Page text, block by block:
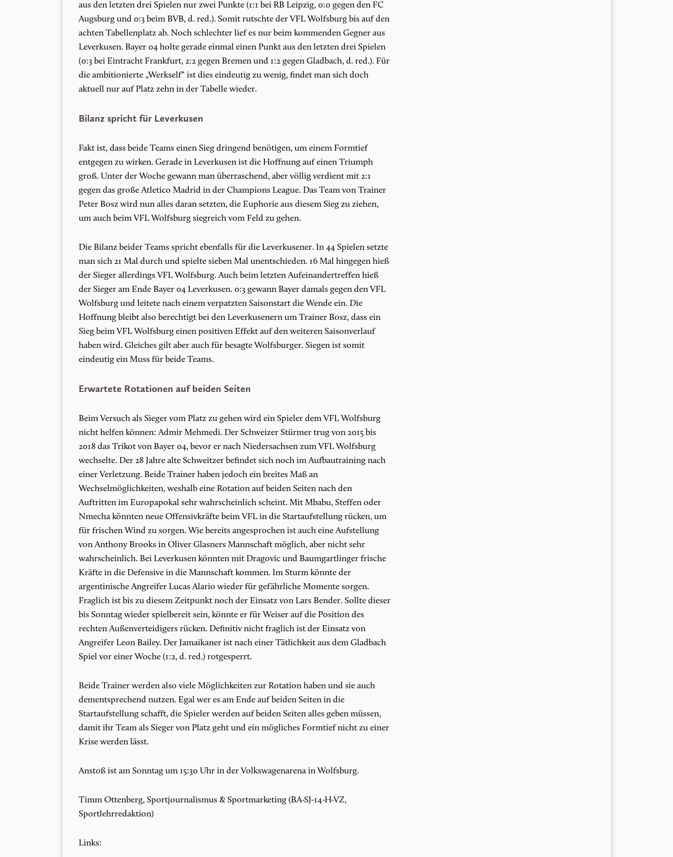
aus den letzten drei Spielen nur zwei Punkte (1:1 bei RB Leipzig, 0:0 gegen den FC
Augsburg und 0:3 beim BVB, d. red.). Somit rutschte der VFL Wolfsburg bis auf den
achten Tabellenplatz ab. Noch schlechter lief es nur beim kommenden Gegner aus
Leverkusen. Bayer 04 holte gerade einmal einen Punkt aus den letzten drei Spielen
(0:3 bei Eintracht Frankfurt, 2:2 gegen Bremen und 1:2 gegen Gladbach, d. red.). Für
die ambitionierte „Werkself“ ist dies eindeutig zu wenig, findet man sich doch
aktuell nur auf Platz zehn in der Tabelle wieder.
Bilanz spricht für Leverkusen
Fakt ist, dass beide Teams einen Sieg dringend benötigen, um einem Formtief
entgegen zu wirken. Gerade in Leverkusen ist die Hoffnung auf einen Triumph
groß. Unter der Woche gewann man überraschend, aber völlig verdient mit 2:1
gegen das große Atletico Madrid in der Champions League. Das Team von Trainer
Peter Bosz wird nun alles daran setzten, die Euphorie aus diesem Sieg zu ziehen,
um auch beim VFL Wolfsburg siegreich vom Feld zu gehen.
Die Bilanz beider Teams spricht ebenfalls für die Leverkusener. In 44 Spielen setzte
man sich 21 Mal durch und spielte sieben Mal unentschieden. 16 Mal hingegen hieß
der Sieger allerdings VFL Wolfsburg. Auch beim letzten Aufeinandertreffen hieß
der Sieger am Ende Bayer 04 Leverkusen. 0:3 gewann Bayer damals gegen den VFL
Wolfsburg und leitete nach einem verpatzten Saisonstart die Wende ein. Die
Hoffnung bleibt also berechtigt bei den Leverkusenern um Trainer Bosz, dass ein
Sieg beim VFL Wolfsburg einen positiven Effekt auf den weiteren Saisonverlauf
haben wird. Gleiches gilt aber auch für besagte Wolfsburger. Siegen ist somit
eindeutig ein Muss für beide Teams.
Erwartete Rotationen auf beiden Seiten
Beim Versuch als Sieger vom Platz zu gehen wird ein Spieler dem VFL Wolfsburg
nicht helfen können: Admir Mehmedi. Der Schweizer Stürmer trug von 2015 bis
2018 das Trikot von Bayer 04, bevor er nach Niedersachsen zum VFL Wolfsburg
wechselte. Der 28 Jahre alte Schweitzer befindet sich noch im Aufbautraining nach
einer Verletzung. Beide Trainer haben jedoch ein breites Maß an
Wechselmöglichkeiten, weshalb eine Rotation auf beiden Seiten nach den
Auftritten im Europapokal sehr wahrscheinlich scheint. Mit Mbabu, Steffen oder
Nmecha könnten neue Offensivkräfte beim VFL in die Startaufstellung rücken, um
für frischen Wind zu sorgen. Wie bereits angesprochen ist auch eine Aufstellung
von Anthony Brooks in Oliver Glasners Mannschaft möglich, aber nicht sehr
wahrscheinlich. Bei Leverkusen könnten mit Dragovic und Baumgartlinger frische
Kräfte in die Defensive in die Mannschaft kommen. Im Sturm könnte der
argentinische Angreifer Lucas Alario wieder für gefährliche Momente sorgen.
Fraglich ist bis zu diesem Zeitpunkt noch der Einsatz von Lars Bender. Sollte dieser
bis Sonntag wieder spielbereit sein, könnte er für Weiser auf die Position des
rechten Außenverteidigers rücken. Definitiv nicht fraglich ist der Einsatz von
Angreifer Leon Bailey. Der Jamaikaner ist nach einer Tätlichkeit aus dem Gladbach
Spiel vor einer Woche (1:2, d. red.) rotgesperrt.
Beide Trainer werden also viele Möglichkeiten zur Rotation haben und sie auch
dementsprechend nutzen. Egal wer es am Ende auf beiden Seiten in die
Startaufstellung schafft, die Spieler werden auf beiden Seiten alles geben müssen,
damit ihr Team als Sieger von Platz geht und ein mögliches Formtief nicht zu einer
Krise werden lässt.
Anstoß ist am Sonntag um 15:30 Uhr in der Volkswagenarena in Wolfsburg.
Timm Ottenberg, Sportjournalismus & Sportmarketing (BA-SJ-14-H-VZ,
Sportlehrredaktion)
Links: